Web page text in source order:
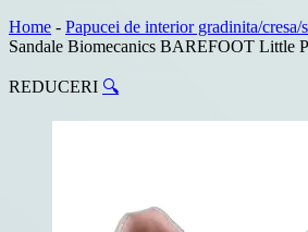
cumpărături
Home - Papucei de interior gradinita/cresa/
Sandale Biomecanics BAREFOOT Little
REDUCERI 🔍